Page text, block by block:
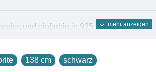
und einfarbig in 935 Farben.
Organzagewebe, das besonders
138 cm schwarz